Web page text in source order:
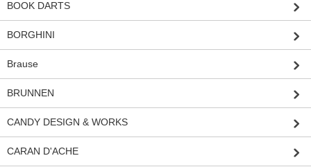
BOOK DARTS
BORGHINI
Brause
BRUNNEN
CANDY DESIGN & WORKS
CARAN D'ACHE